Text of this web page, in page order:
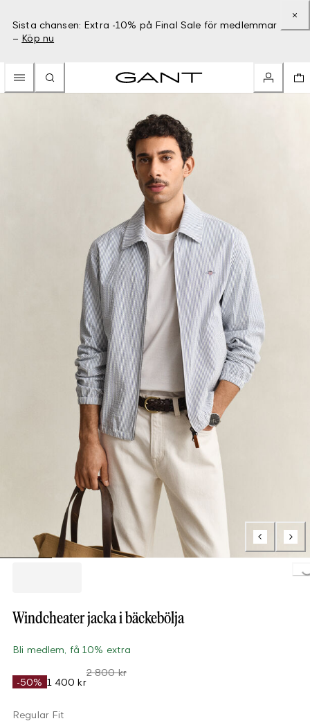
Sista chansen: Extra -10% på Final Sale för medlemmar
– Köp nu
Windcheater jacka i bäckebölja
Bli medlem, få 10% extra
-50% 1 400 kr
2 800 kr
Regular Fit